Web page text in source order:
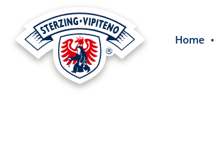
Zur Hauptnavigation springen
Home